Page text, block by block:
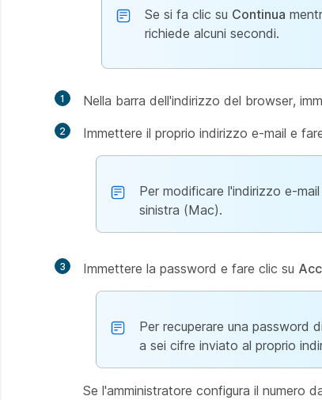
Se si fa clic su Continua
richiede alcuni secondi.
1 Nella barra dell'indirizzo del browser,
2 Immettere il proprio indirizzo e-mail e
Per modificare l'indirizzo e-
sinistra (Mac).
3 Immettere la password e fare clic su
Per recuperare una password
a sei cifre inviato al proprio
Se l'amministratore configura il numero